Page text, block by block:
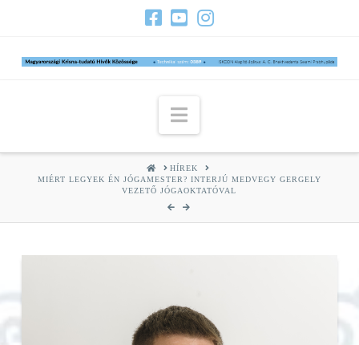
Navigation
HOMEHÍREK
MIÉRT LEGYEK ÉN JÓGAMESTER? INTERJÚ MEDVEGY GERGELY
VEZETŐ JÓGAOKTATÓVAL